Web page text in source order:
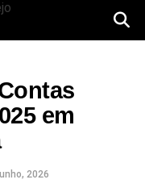
em
2026